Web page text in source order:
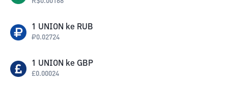
1 UNION ke RUB
₽0.02724
1 UNION ke GBP
£0.00024